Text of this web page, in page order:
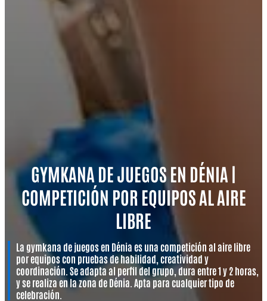
GYMKANA DE JUEGOS EN DÉNIA |
COMPETICIÓN POR EQUIPOS AL AIRE
LIBRE
La gymkana de juegos en Dénia es una competición al aire libre
por equipos con pruebas de habilidad, creatividad y
coordinación. Se adapta al perfil del grupo, dura entre 1 y 2 horas,
y se realiza en la zona de Dénia. Apta para cualquier tipo de
celebración.